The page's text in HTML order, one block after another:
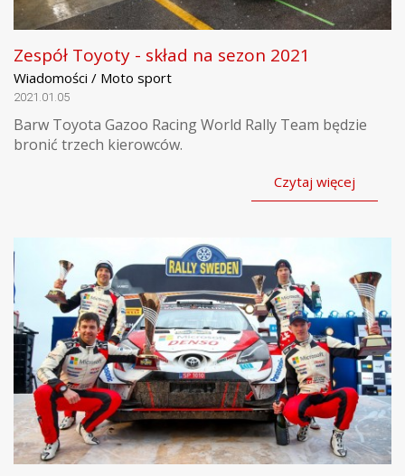
Zespół Toyoty - skład na sezon 2021
Wiadomości / Moto sport
2021.01.05
Barw Toyota Gazoo Racing World Rally Team będzie
bronić trzech kierowców.
Czytaj więcej